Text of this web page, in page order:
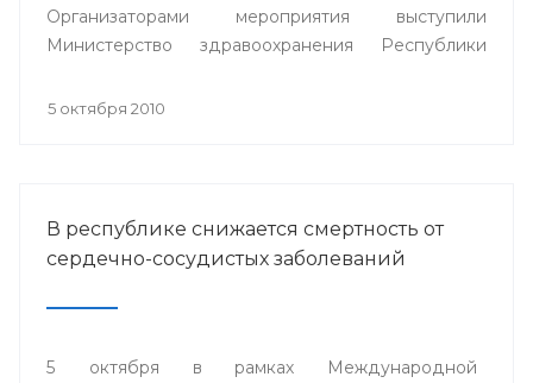
Организаторами мероприятия выступили
Министерство здравоохранения Республики
ГУП «Медтехника» РБ при содействии Торгово-
5 октября 2010
В республике снижается смертность от
сердечно-сосудистых заболеваний
5 октября в рамках Международной